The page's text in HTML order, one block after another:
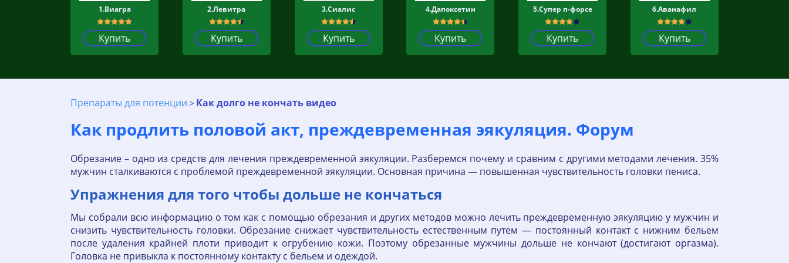
1.Виагра
Купить
2.Левитра
Купить
3.Сиалис
Купить
4.Дапоксетин
Купить
5.Супер п-форсе
Купить
6.Аванафил
Купить
Препараты для потенции Как долго не кончать видео
Как продлить половой акт, преждевременная эякуляция. Форум
Обрезание – одно из средств для лечения преждевременной эякуляции. Разберемся почему и сравним с другими методами лечения. 35%
мужчин сталкиваются с проблемой преждевременной эякуляции. Основная причина — повышенная чувствительность головки пениса.
Упражнения для того чтобы дольше не кончаться
Мы собрали всю информацию о том как с помощью обрезания и других методов можно лечить преждевременную эякуляцию у мужчин и
снизить чувствительность головки. Обрезание снижает чувствительность естественным путем — постоянный контакт с нижним бельем
после удаления крайней плоти приводит к огрубению кожи. Поэтому обрезанные мужчины дольше не кончают (достигают оргазма).
Головка не привыкла к постоянному контакту с бельем и одеждой.